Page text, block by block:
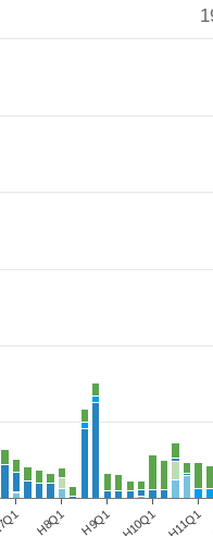
H8Q1 H9Q1 H10Q1 H11Q1